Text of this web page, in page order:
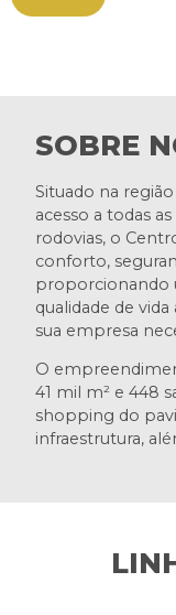
SOBRE
Situado na
acesso a todas
rodovias, o
conforto,
proporcionando
qualidade de
sua empresa
O
41 mil m² e 448
shopping do
infraestrutura,